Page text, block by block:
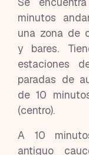
minutos
una zona de
y bares.
estaciones
paradas de
de 10
(centro).
A 10
antiguo